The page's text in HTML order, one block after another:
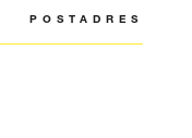
POSTADRES